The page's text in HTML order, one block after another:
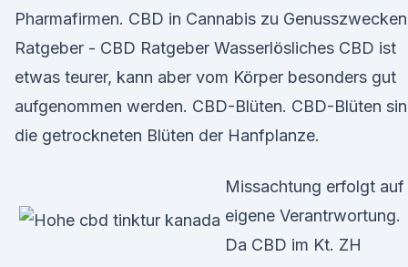
Pharmafirmen. CBD in Cannabis zu Genusszwecken
Ratgeber - CBD Ratgeber Wasserlösliches CBD ist
etwas teurer, kann aber vom Körper besonders gut
aufgenommen werden. CBD-Blüten. CBD-Blüten
die getrockneten Blüten der Hanfplanze.
Missachtung erfolgt auf
eigene Verantrwortung.
Da CBD im Kt. ZH